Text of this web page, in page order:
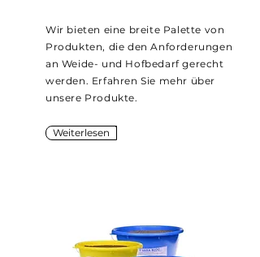
Wir bieten eine breite Palette von
Produkten, die den Anforderungen
an Weide- und Hofbedarf gerecht
werden. Erfahren Sie mehr über
unsere Produkte.
Weiterlesen